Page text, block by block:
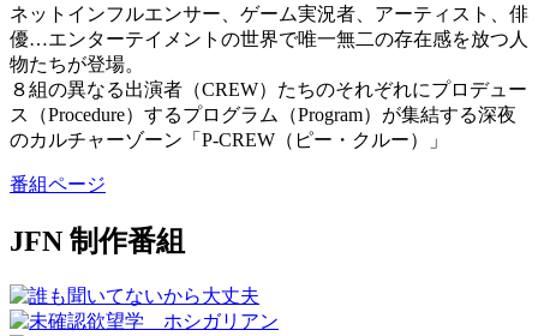
ネットインフルエンサー、ゲーム実況者、アーティスト、俳
優…エンターテイメントの世界で唯一無二の存在感を放つ人
物たちが登場。
８組の異なる出演者（CREW）たちのそれぞれにプロデュー
ス（Procedure）するプログラム（Program）が集結する深夜
のカルチャーゾーン「P-CREW（ピー・クルー）」
番組ページ
JFN 制作番組